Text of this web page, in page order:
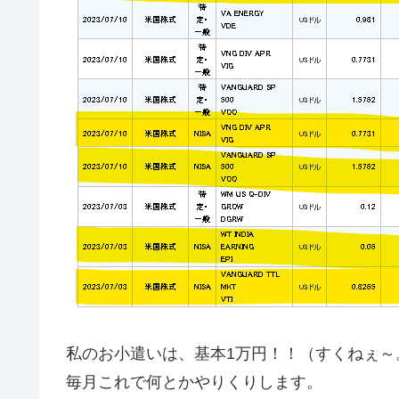
私のお小遣いは、基本1万円！！（すくねぇ～
毎月これで何とかやりくりします。